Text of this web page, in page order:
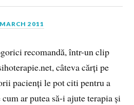
2011
recomandă, într-un clip
câteva cărți pe
pacienți le pot citi pentru a
ar putea să-i ajute terapia și